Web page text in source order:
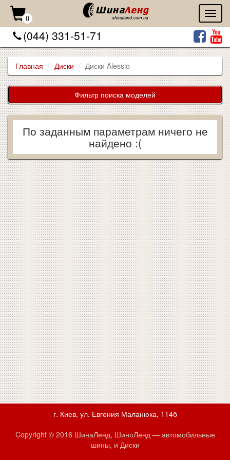
0
(044) 331-51-71
Главная Диски Диски Alessio
Фильтр поиска моделей
По заданным параметрам ничего не
найдено :(
г. Киев, ул. Евгения Маланюка, 114б
Copyright © 2016 ШинаЛенд, ШиноЛенд — автомобильные
шины, и Диски